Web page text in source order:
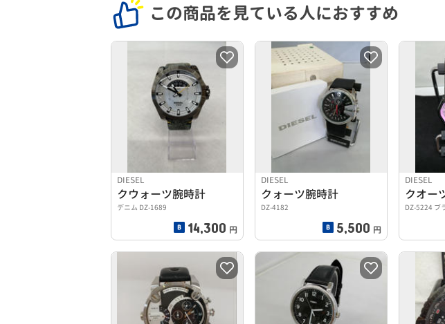
この商品を見ている人におすすめ
DIESEL
クウォーツ腕時計
デニム DZ-1689
14,300 円
DIESEL
クォーツ腕時計
DZ-4182
5,500 円
DIESEL
DZ-5224 ブ